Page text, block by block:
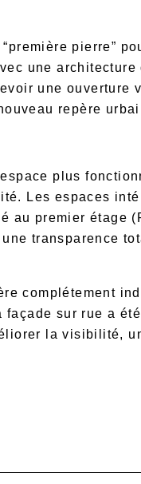
pierre”
une
une ouverture
repère
plus
Les espaces
premier étage
transparence
complétement
sur rue a
la visibilité,